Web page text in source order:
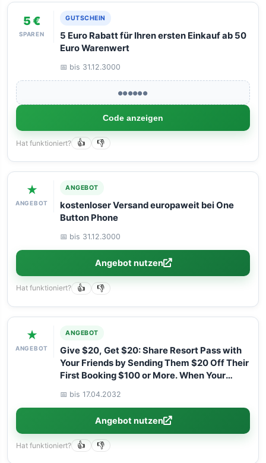
5 €
SPAREN
GUTSCHEIN
5 Euro Rabatt für Ihren ersten Einkauf ab 50
Euro Warenwert
📅 bis 31.12.3000
●●●●●●
Code anzeigen
Hat funktioniert? 👍 👎
★
ANGEBOT
ANGEBOT
kostenloser Versand europaweit bei One
Button Phone
📅 bis 31.12.3000
Angebot nutzen
Hat funktioniert? 👍 👎
★
ANGEBOT
ANGEBOT
Give $20, Get $20: Share Resort Pass with
Your Friends by Sending Them $20 Off Their
First Booking $100 or More. When Your
$20 Off Your Next $100 or More Booking!
📅 bis 17.04.2032
Angebot nutzen
Hat funktioniert? 👍 👎